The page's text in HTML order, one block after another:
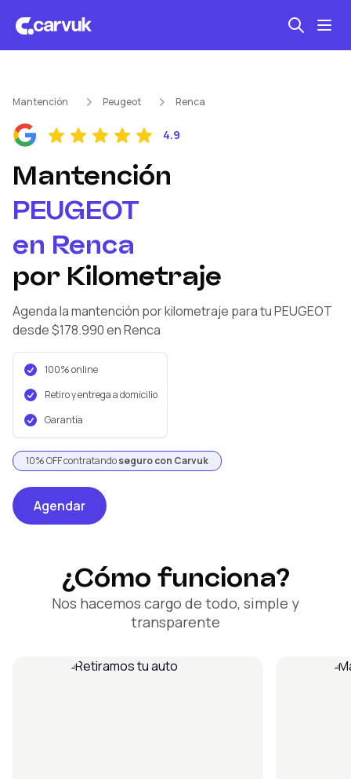
Mantención kilometraje
Revisión técnica
Mantención Peugeot Renca
4.9
Mantención
PEUGEOT
en Renca
por Kilometraje
Agenda la mantención por kilometraje para tu PEUGEOT
desde $178.990en Renca
100% online
Retiro y entrega a domicilio
Garantía
10% OFF contratandoseguro con Carvuk
Agendar
¿Cómo funciona?
Nos hacemos cargo de todo, simple y
transparente